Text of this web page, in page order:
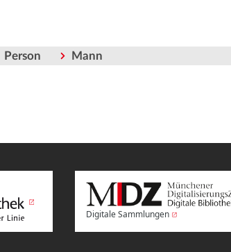
Person Mann
Digitale Sammlungen